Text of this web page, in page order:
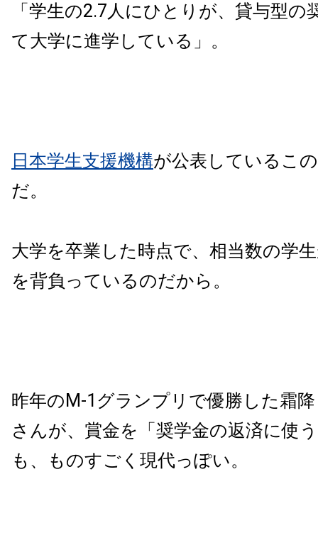
「学生の2.7人にひとりが、貸与型の
て大学に進学している」。
日本学生支援機構が公表しているこ
だ。
大学を卒業した時点で、相当数の学
を背負っているのだから。
昨年のM-1グランプリで優勝した霜
さんが、賞金を「奨学金の返済に使
も、ものすごく現代っぽい。